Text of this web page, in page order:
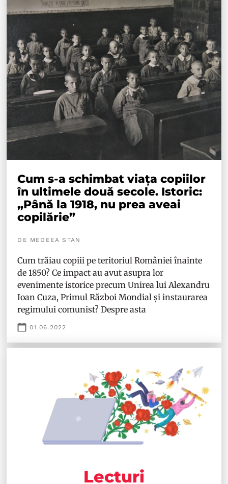
Cum s-a schimbat viața copiilor
în ultimele două secole. Istoric:
„Până la 1918, nu prea aveai
copilărie”
DE MEDEEA STAN
Cum trăiau copiii pe teritoriul României înainte
de 1850? Ce impact au avut asupra lor
evenimente istorice precum Unirea lui Alexandru
Ioan Cuza, Primul Război Mondial și instaurarea
regimului comunist? Despre asta
01.06.2022
Lecturi